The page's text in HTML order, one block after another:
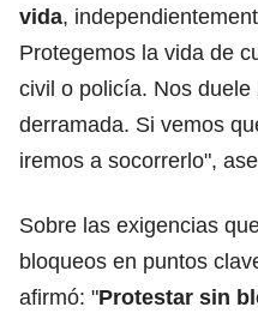
vida,
Protegemos la vida de
civil o policía. Nos
derramada. Si vemos
iremos a socorrerlo",
Sobre las exigencias
bloqueos en puntos
afirmó: "Protestar sin